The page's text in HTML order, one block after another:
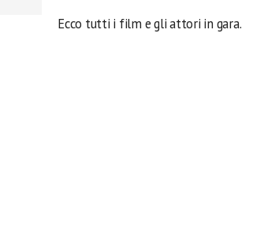
Ecco tutti i film e gli attori in gara.